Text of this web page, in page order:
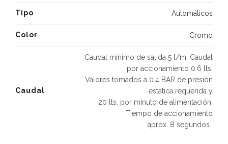
Tipo Automáticos
Color Cromo
Caudal
Caudal mínimo de salida 5 l/m. Caudal
por accionamiento 0.6 lts.
Valores tomados a 0.4 BAR de presión
estática requerida y
20 lts. por minuto de alimentación.
Tiempo de accionamiento
aprox. 8 segundos..